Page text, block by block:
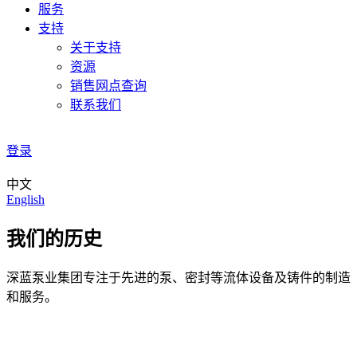
服务
支持
关于支持
资源
销售网点查询
联系我们
登录
中文
English
我们的历史
深蓝泵业集团专注于先进的泵、密封等流体设备及铸件的制造
和服务。